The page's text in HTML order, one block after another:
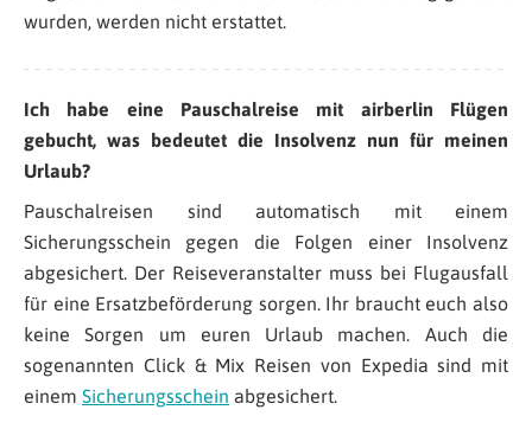
wurden, werden nicht erstattet.
Ich habe eine Pauschalreise mit airberlin Flügen
gebucht, was bedeutet die Insolvenz nun für meinen
Urlaub?
Pauschalreisen sind automatisch mit einem
Sicherungsschein gegen die Folgen einer Insolvenz
abgesichert. Der Reiseveranstalter muss bei Flugausfall
für eine Ersatzbeförderung sorgen. Ihr braucht euch also
keine Sorgen um euren Urlaub machen. Auch die
sogenannten Click & Mix Reisen von Expedia sind mit
einem Sicherungsschein abgesichert.